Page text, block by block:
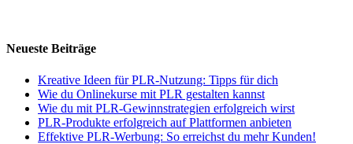
Neueste Beiträge
Kreative Ideen für PLR-Nutzung: Tipps für dich
Wie du Onlinekurse mit PLR gestalten kannst
Wie du mit PLR-Gewinnstrategien erfolgreich wirst
PLR-Produkte erfolgreich auf Plattformen anbieten
Effektive PLR-Werbung: So erreichst du mehr Kunden!